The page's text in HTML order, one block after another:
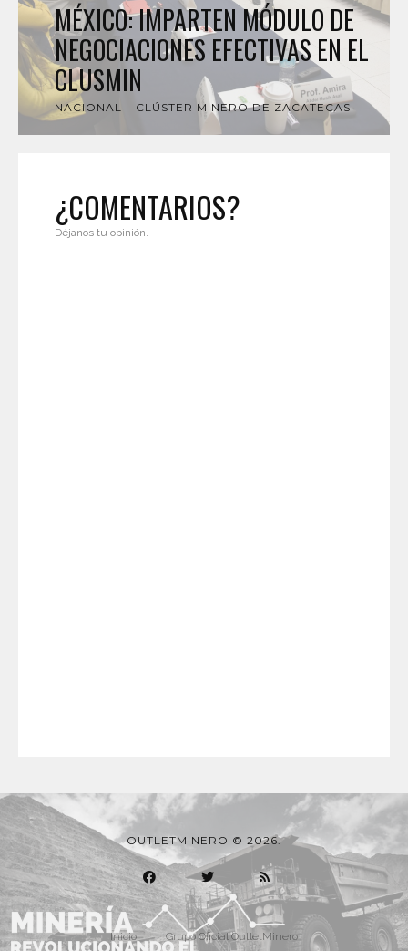
MÉXICO: IMPARTEN MÓDULO DE
NEGOCIACIONES EFECTIVAS EN EL
CLUSMIN
NACIONAL CLÚSTER MINERO DE ZACATECAS
¿COMENTARIOS?
Déjanos tu opinión.
OUTLETMINERO © 2026.
Inicio Grupo Oficial OutletMinero